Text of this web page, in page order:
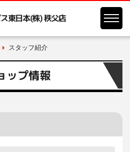
東日本(株) 秩父店
スタッフ紹介
ップ情報